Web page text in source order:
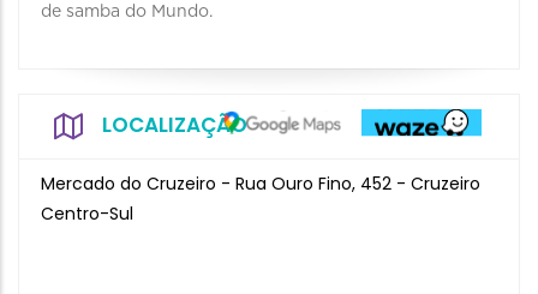
de samba do Mundo.
LOCALIZAÇÃO
Mercado do Cruzeiro - Rua Ouro Fino, 452 - Cruzeiro
Centro-Sul